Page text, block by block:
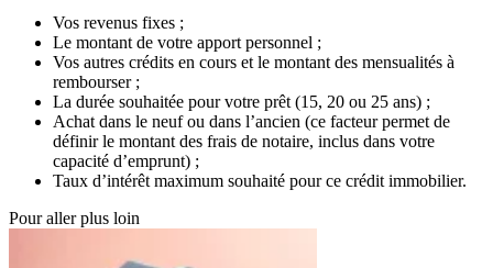
Vos revenus fixes ;
Le montant de votre apport personnel ;
Vos autres crédits en cours et le montant des mensualités à
rembourser ;
La durée souhaitée pour votre prêt (15, 20 ou 25 ans) ;
Achat dans le neuf ou dans l’ancien (ce facteur permet de
définir le montant des frais de notaire, inclus dans votre
capacité d’emprunt) ;
Taux d’intérêt maximum souhaité pour ce crédit immobilier.
Pour aller plus loin